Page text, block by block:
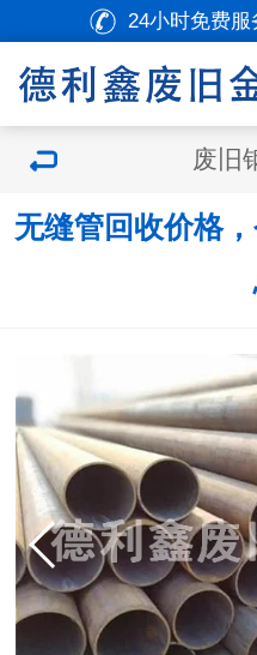
24小时免费服
废旧
无缝管回收价格